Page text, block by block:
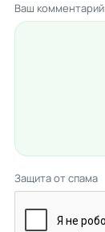
Ваш комментарий
Защита от спама